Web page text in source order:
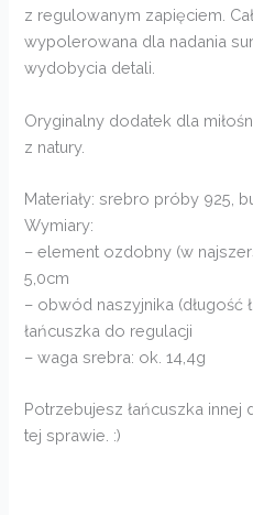
z regulowanym zapięciem.
wypolerowana dla nadania
wydobycia detali.
Oryginalny dodatek dla
z natury.
Materiały: srebro próby 925,
Wymiary:
– element ozdobny (w
5,0cm
– obwód naszyjnika (długość
łańcuszka do regulacji
– waga srebra: ok. 14,4g
Potrzebujesz łańcuszka innej
tej sprawie. :)